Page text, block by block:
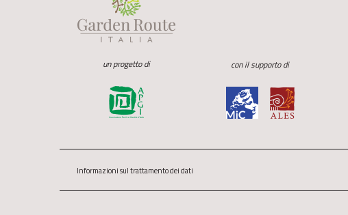
un progetto di con il supporto di
Informazioni sul trattamento dei dati